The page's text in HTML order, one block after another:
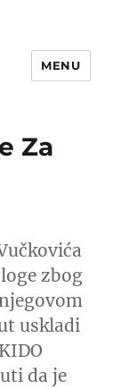
MENU
Za
zbog
uskladi
da je